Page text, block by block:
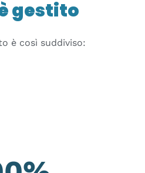
gestito
è così suddiviso: